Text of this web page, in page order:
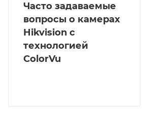
Часто задаваемые
вопросы о камерах
Hikvision с
технологией
ColorVu